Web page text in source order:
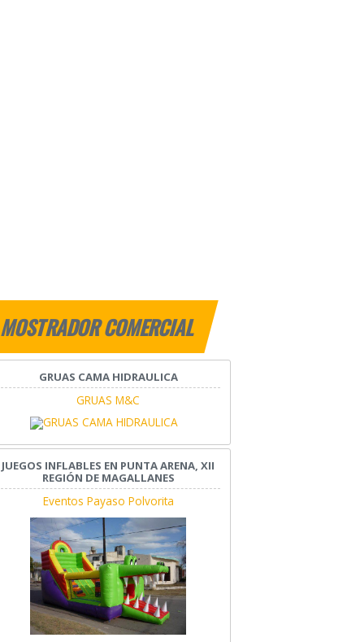
MOSTRADOR COMERCIAL
GRUAS CAMA HIDRAULICA
GRUAS M&C
JUEGOS INFLABLES EN PUNTA ARENA, XII
REGIÓN DE MAGALLANES
Eventos Payaso Polvorita